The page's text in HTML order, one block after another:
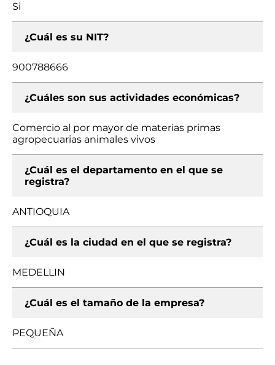
Si
¿Cuál es su NIT?
900788666
¿Cuáles son sus actividades económicas?
Comercio al por mayor de materias primas
agropecuarias animales vivos
¿Cuál es el departamento en el que se
registra?
ANTIOQUIA
¿Cuál es la ciudad en el que se registra?
MEDELLIN
¿Cuál es el tamaño de la empresa?
PEQUEÑA